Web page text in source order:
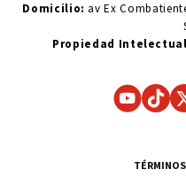
Domicilio: av Ex
Propiedad